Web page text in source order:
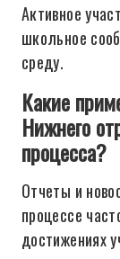
Активное
школьное
среду.
Какие
Нижнего
процесса?
Отчеты и
процессе
достижениях